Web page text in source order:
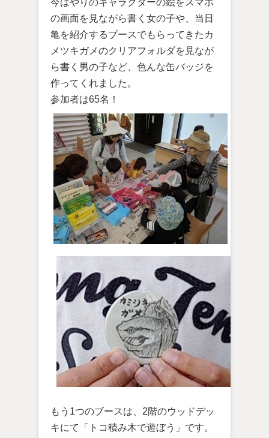
今はやりのキャラクターの絵をスマホ
の画面を見ながら書く女の子や、当日
亀を紹介するブースでもらってきたカ
メツキガメのクリアフォルダを見なが
ら書く男の子など、色んな缶バッジを
作ってくれました。
参加者は65名！
もう1つのブースは、2階のウッドデッ
キにて「トコ積み木で遊ぼう」です。